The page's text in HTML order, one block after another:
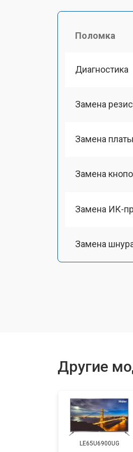
Поломка
Диагностика
Замена
Замена
Замена
Замена ИК-
Замена
Замена HDMI
Другие
LE65U6900UG